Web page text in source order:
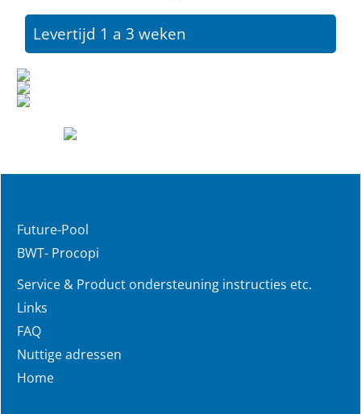
Levertijd 1 a 3 weken
Future-Pool
BWT- Procopi
Service & Product ondersteuning instructies etc.
Links
FAQ
Nuttige adressen
Home